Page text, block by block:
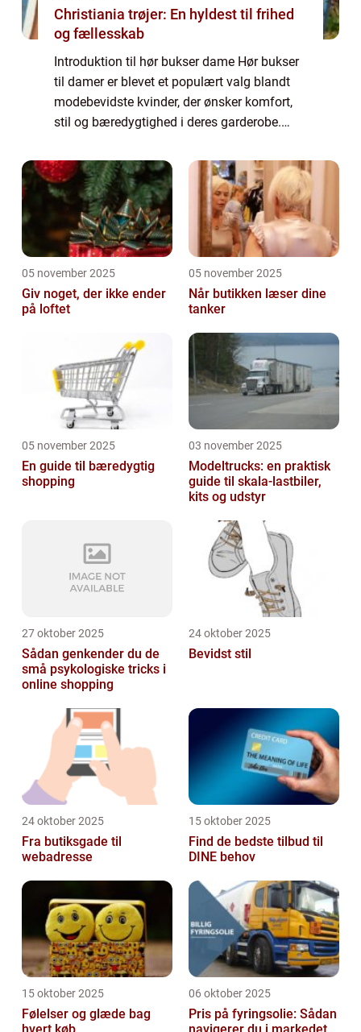
Christiania trøjer: En hyldest til frihed
og fællesskab
Introduktion til hør bukser dame Hør bukser
til damer er blevet et populært valg blandt
modebevidste kvinder, der ønsker komfort,
stil og bæredygtighed i deres garderobe.
åndbar og holdbar fiber, der giver e...
05 november 2025
Giv noget, der ikke ender
på loftet
05 november 2025
Når butikken læser dine
tanker
05 november 2025
En guide til bæredygtig
shopping
03 november 2025
Modeltrucks: en praktisk
guide til skala-lastbiler,
kits og udstyr
27 oktober 2025
Sådan genkender du de
små psykologiske tricks i
online shopping
24 oktober 2025
Bevidst stil
24 oktober 2025
Fra butiksgade til
webadresse
15 oktober 2025
Find de bedste tilbud til
DINE behov
15 oktober 2025
Følelser og glæde bag
hvert køb
06 oktober 2025
Pris på fyringsolie: Sådan
navigerer du i markedet